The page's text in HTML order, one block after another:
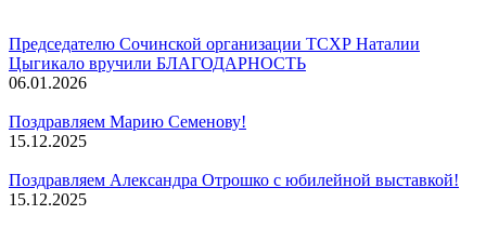
Председателю Сочинской организации ТСХР Наталии
Цыгикало вручили БЛАГОДАРНОСТЬ
06.01.2026
Поздравляем Марию Семенову!
15.12.2025
Поздравляем Александра Отрошко с юбилейной выставкой!
15.12.2025